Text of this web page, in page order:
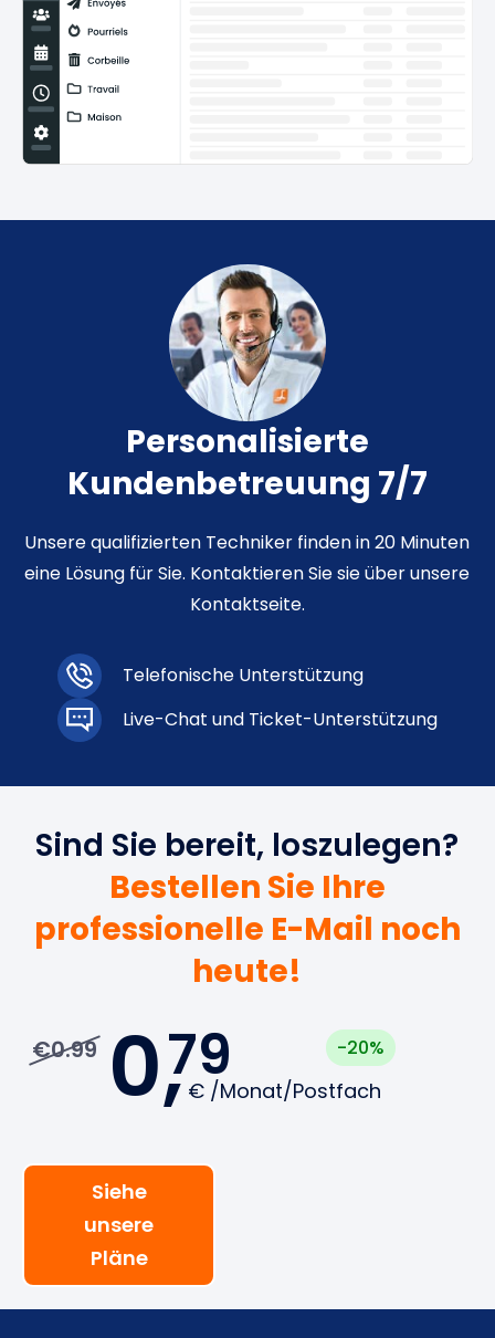
Personalisierte
Kundenbetreuung 7/7
Unsere qualifizierten Techniker finden in 20 Minuten
eine Lösung für Sie. Kontaktieren Sie sie über unsere
Kontaktseite.
Telefonische Unterstützung
Live-Chat und Ticket-Unterstützung
Sind Sie bereit, loszulegen?
Bestellen Sie Ihre
professionelle E-Mail noch
heute!
€0.99 0,79
€ /Monat/Postfach
-20%
Siehe
unsere
Pläne